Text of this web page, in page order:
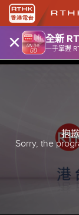
× 全新
一手掌握
抱
Sorry, the